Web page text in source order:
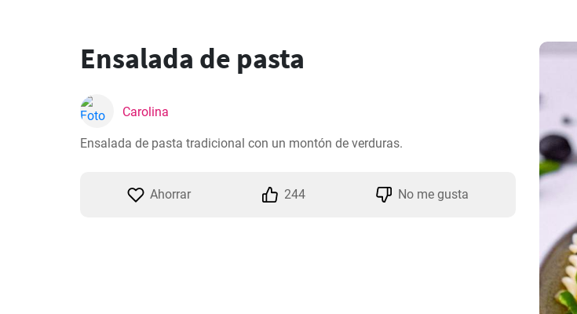
Ensalada de pasta
Carolina
Ensalada de pasta tradicional con un montón de verduras.
Ahorrar 244 No me gusta